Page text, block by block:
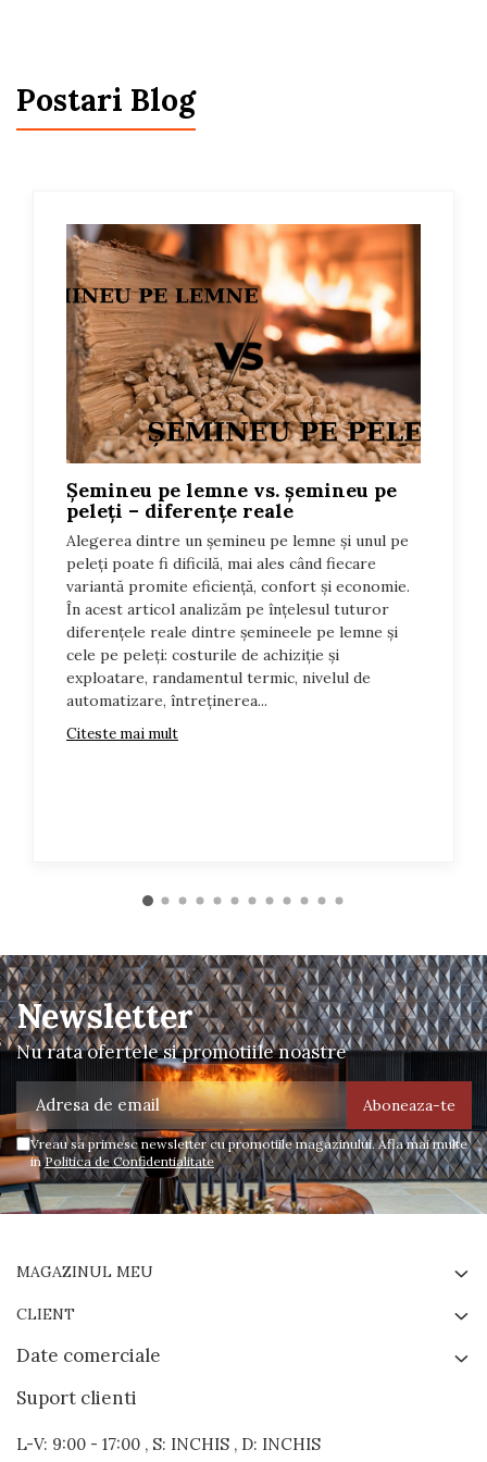
cu sistem de recuperare a caldurii, compus dintr-o teava
orizontala ce preia din caldura gazelor de evacuare, crescand
eficienta acestuia. Datorita samotei de la interior si a
Postari Blog
Șemineu pe lemne vs. șemineu pe
peleți – diferențe reale
Alegerea dintre un șemineu pe lemne și unul pe
peleți poate fi dificilă, mai ales când fiecare
variantă promite eficiență, confort și economie.
În acest articol analizăm pe înțelesul tuturor
diferențele reale dintre șemineele pe lemne și
cele pe peleți: costurile de achiziție și
exploatare, randamentul termic, nivelul de
automatizare, întreținerea...
Citeste mai mult
Newsletter
Nu rata ofertele si promotiile noastre
Vreau sa primesc newsletter cu promotiile magazinului. Afla mai multe
inPolitica de Confidentialitate
MAGAZINUL MEU
CLIENT
Date comerciale
Suport clienti
L-V: 9:00 - 17:00 , S: INCHIS , D: INCHIS